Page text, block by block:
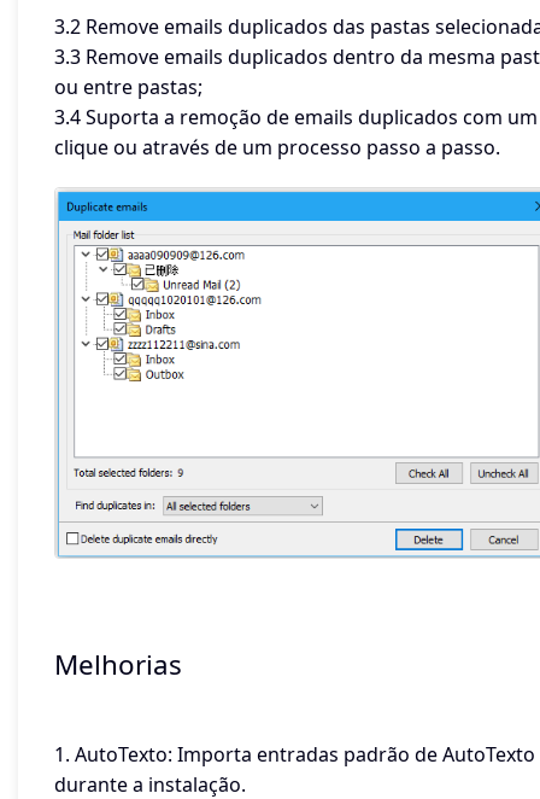
3.2 Remove emails duplicados das pastas
3.3 Remove emails duplicados dentro da mesma
ou entre pastas;
3.4 Suporta a remoção de emails duplicados com um
clique ou através de um processo passo a passo.
Melhorias
1. AutoTexto: Importa entradas padrão de AutoTexto
durante a instalação.